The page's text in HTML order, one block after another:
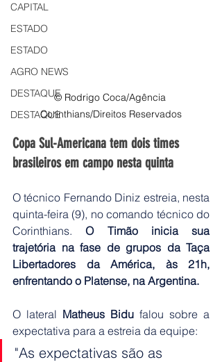
CAPITAL
ESTADO
ESTADO
AGRO NEWS
DESTAQUE
DESTAQUE
© Rodrigo Coca/Agência
Corinthians/Direitos Reservados
Copa Sul-Americana tem dois times
brasileiros em campo nesta quinta
O técnico Fernando Diniz estreia, nesta
quinta-feira (9), no comando técnico do
Corinthians. O Timão inicia sua
trajetória na fase de grupos da Taça
Libertadores da América, às 21h,
enfrentando o Platense, na Argentina.
O lateral Matheus Bidu falou sobre a
expectativa para a estreia da equipe:
"As expectativas são as